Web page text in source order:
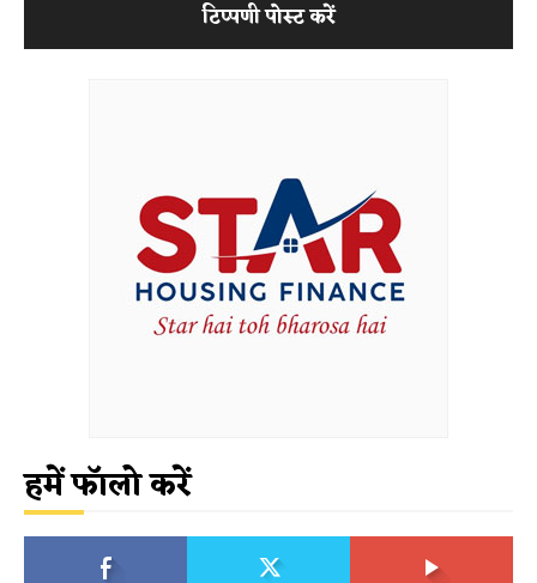
हमें फॉलो करें